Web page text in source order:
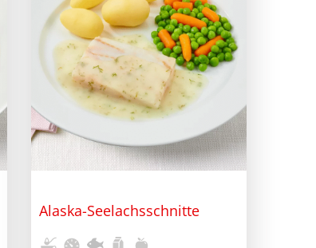
Alaska-Seelachsschnitte